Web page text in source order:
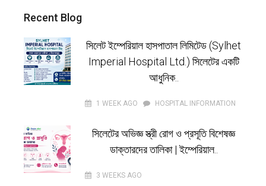
Recent Blog
সিলেট ইম্পেরিয়াল হাসপাতাল লিমিটেড (Sylhet
Imperial Hospital Ltd.) সিলেটের একটি
আধুনিক..
1 WEEK AGO HOSPITAL INFORMATION
সিলেটের অভিজ্ঞ স্ত্রী রোগ ও প্রসূতি বিশেষজ্ঞ
ডাক্তারদের তালিকা | ইম্পেরিয়াল..
3 WEEKS AGO